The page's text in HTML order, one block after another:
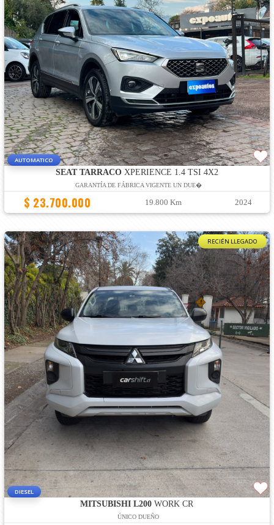
AUTOMATICO
SEAT TARRACOXPERIENCE 1.4 TSI 4X2
GARANTÍA DE FÁBRICA VIGENTE UN DUE�
$ 23.700.000 19.800 Km 2024
RECIÉN LLEGADO
DIESEL
MITSUBISHI L200 WORK CR
ÚNICO DUEÑO